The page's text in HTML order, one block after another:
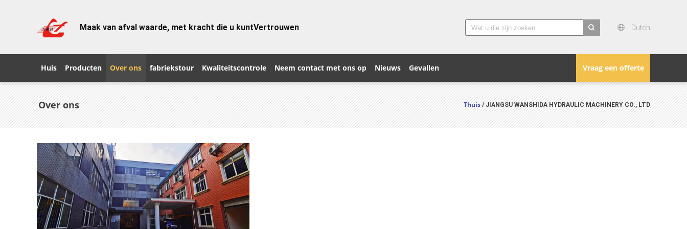
Maak van afval waarde, met kracht die u kuntVertrouwen
Dutch
Vraag een offerte
Huis Producten Over ons fabriekstour Kwaliteitscontrole Neem contact met ons op Nieuws Gevallen
Over ons Thuis / JIANGSU WANSHIDA HYDRAULIC MACHINERY CO., LTD